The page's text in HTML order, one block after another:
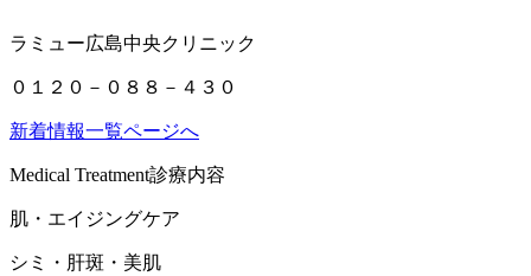
ラミュー広島中央クリニック
０１２０－０８８－４３０
新着情報一覧ページへ
Medical Treatment診療内容
肌・エイジングケア
シミ・肝斑・美肌